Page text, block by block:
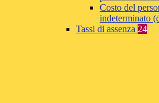
Costo del
indeterminato
Tassi di assenza 24